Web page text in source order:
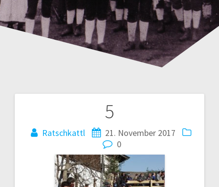
5
Ratschkattl
21. November 2017
0
Navigation